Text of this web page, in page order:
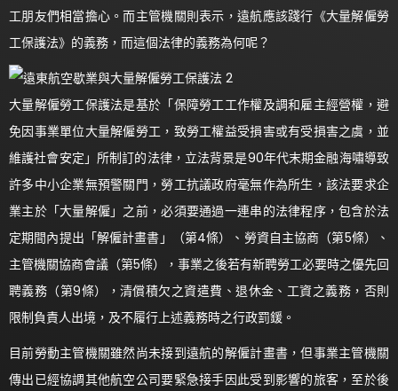
工朋友們相當擔心。而主管機關則表示，遠航應該踐行《大量解僱勞
工保護法》的義務，而這個法律的義務為何呢？
大量解僱勞工保護法是基於「保障勞工工作權及調和雇主經營權，避
免因事業單位大量解僱勞工，致勞工權益受損害或有受損害之虞，並
維護社會安定」所制訂的法律，立法背景是90年代末期金融海嘯導致
許多中小企業無預警關門，勞工抗議政府毫無作為所生，該法要求企
業主於「大量解僱」之前，必須要通過一連串的法律程序，包含於法
定期間內提出「解僱計畫書」（第4條）、勞資自主協商（第5條）、
主管機關協商會議（第5條），事業之後若有新聘勞工必要時之優先回
聘義務（第9條），清償積欠之資遣費、退休金、工資之義務，否則
限制負責人出境，及不履行上述義務時之行政罰鍰。
目前勞動主管機關雖然尚未接到遠航的解僱計畫書，但事業主管機關
傳出已經協調其他航空公司要緊急接手因此受到影響的旅客，至於後